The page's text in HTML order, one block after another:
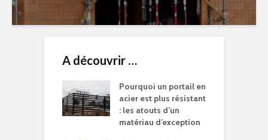
A découvrir …
Pourquoi un portail en
acier est plus résistant
: les atouts d’un
matériau d’exception